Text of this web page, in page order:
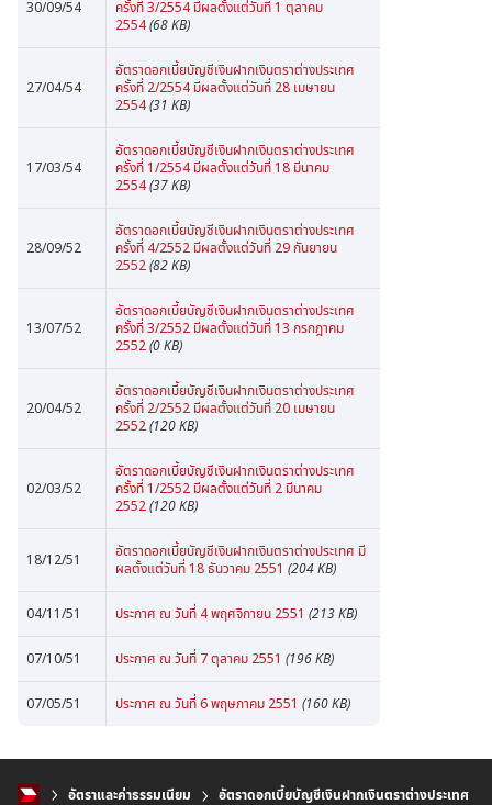
30/09/54
ครั้งที่ 3/2554 มีผลตั้งแต่วันที่ 1 ตุลาคม
2554(68 KB)
27/04/54
อัตราดอกเบี้ยบัญชีเงินฝากเงินตราต่างประเทศ
ครั้งที่ 2/2554 มีผลตั้งแต่วันที่ 28 เมษายน
2554(31 KB)
17/03/54
อัตราดอกเบี้ยบัญชีเงินฝากเงินตราต่างประเทศ
ครั้งที่ 1/2554 มีผลตั้งแต่วันที่ 18 มีนาคม
2554(37 KB)
28/09/52
อัตราดอกเบี้ยบัญชีเงินฝากเงินตราต่างประเทศ
ครั้งที่ 4/2552 มีผลตั้งแต่วันที่ 29 กันยายน
2552(82 KB)
13/07/52
อัตราดอกเบี้ยบัญชีเงินฝากเงินตราต่างประเทศ
ครั้งที่ 3/2552 มีผลตั้งแต่วันที่ 13 กรกฎาคม
2552(0 KB)
20/04/52
อัตราดอกเบี้ยบัญชีเงินฝากเงินตราต่างประเทศ
ครั้งที่ 2/2552 มีผลตั้งแต่วันที่ 20 เมษายน
2552(120 KB)
02/03/52
อัตราดอกเบี้ยบัญชีเงินฝากเงินตราต่างประเทศ
ครั้งที่ 1/2552 มีผลตั้งแต่วันที่ 2 มีนาคม
2552(120 KB)
18/12/51
อัตราดอกเบี้ยบัญชีเงินฝากเงินตราต่างประเทศ มี
ผลตั้งแต่วันที่ 18 ธันวาคม 2551 (204 KB)
04/11/51 ประกาศ ณ วันที่ 4 พฤศจิกายน 2551 (213 KB)
07/10/51 ประกาศ ณ วันที่ 7 ตุลาคม 2551 (196 KB)
07/05/51 ประกาศ ณ วันที่ 6 พฤษภาคม 2551 (160 KB)
อัตราและค่าธรรมเนียม อัตราดอกเบี้ยบัญชีเงินฝากเงินตราต่างประเทศ